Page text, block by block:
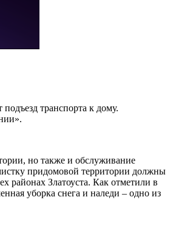
транспорта к дому.
но также и обслуживание
придомовой территории должны
районах Златоуста. Как отметили в
уборка снега и наледи – одно из